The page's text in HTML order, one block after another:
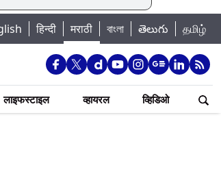
पाणीपुरवठा अपडेट: शहरातील 7 तलावांमधील जलसाठा
हिन्दी मराठी বাংলা తెలుగు தமிழ்
लाइफस्टाइल व्हायरल व्हिडिओ